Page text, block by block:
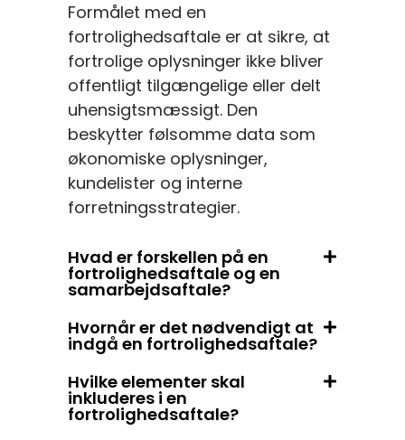
Formålet med en
fortrolighedsaftale er at sikre, at
fortrolige oplysninger ikke bliver
offentligt tilgængelige eller delt
uhensigtsmæssigt. Den
beskytter følsomme data som
økonomiske oplysninger,
kundelister og interne
forretningsstrategier.
Hvad er forskellen på en
fortrolighedsaftale og en
samarbejdsaftale?
Hvornår er det nødvendigt at
indgå en fortrolighedsaftale?
Hvilke elementer skal
inkluderes i en
fortrolighedsaftale?